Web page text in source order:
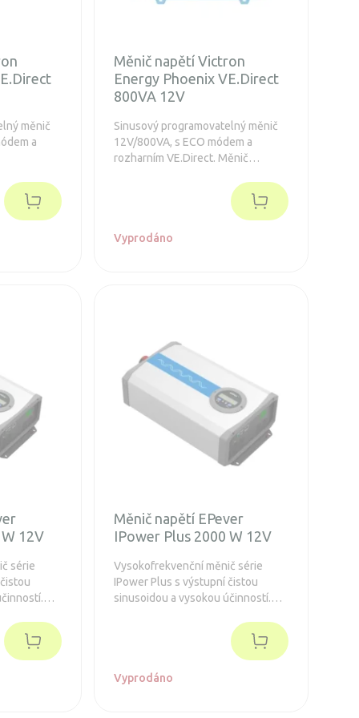
měnič
a
Měnič napětí Victron
Energy Phoenix VE.Direct
800VA 12V
Sinusový programovatelný měnič
12V/800VA, s ECO módem a
rozharním VE.Direct. Měnič
který se vyznačuje vysokou
Vyprodáno
12V
série
a
Měnič napětí EPever
IPower Plus 2000 W 12V
Vysokofrekvenční měnič série
IPower Plus s výstupní čistou
sinusoidou a vysokou účinností.
pro snadné nastavování a
Vyprodáno